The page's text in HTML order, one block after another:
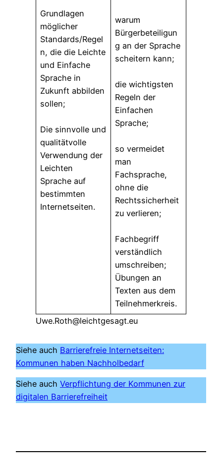
Grundlagen
möglicher
Standards/Regel
n, die die Leichte
und Einfache
Sprache in
Zukunft abbilden
sollen;
Die sinnvolle und
qualitätvolle
Verwendung der
Leichten
Sprache auf
bestimmten
Internetseiten.
warum
Bürgerbeteiligun
g an der Sprache
scheitern kann;
die wichtigsten
Regeln der
Einfachen
Sprache;
so vermeidet
man
Fachsprache,
ohne die
Rechtssicherheit
zu verlieren;
Fachbegriff
verständlich
umschreiben;
Übungen an
Texten aus dem
Teilnehmerkreis.
Uwe.Roth@leichtgesagt.eu
Siehe auch Barrierefreie Internetseiten:
Kommunen haben Nachholbedarf
Siehe auch Verpflichtung der Kommunen zur
digitalen Barrierefreiheit